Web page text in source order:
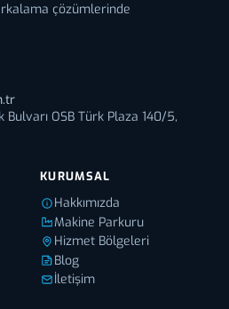
çözümlerinde
Bulvarı OSB Türk Plaza 140/5,
KURUMSAL
Hakkımızda
Makine Parkuru
Hizmet Bölgeleri
Blog
İletişim